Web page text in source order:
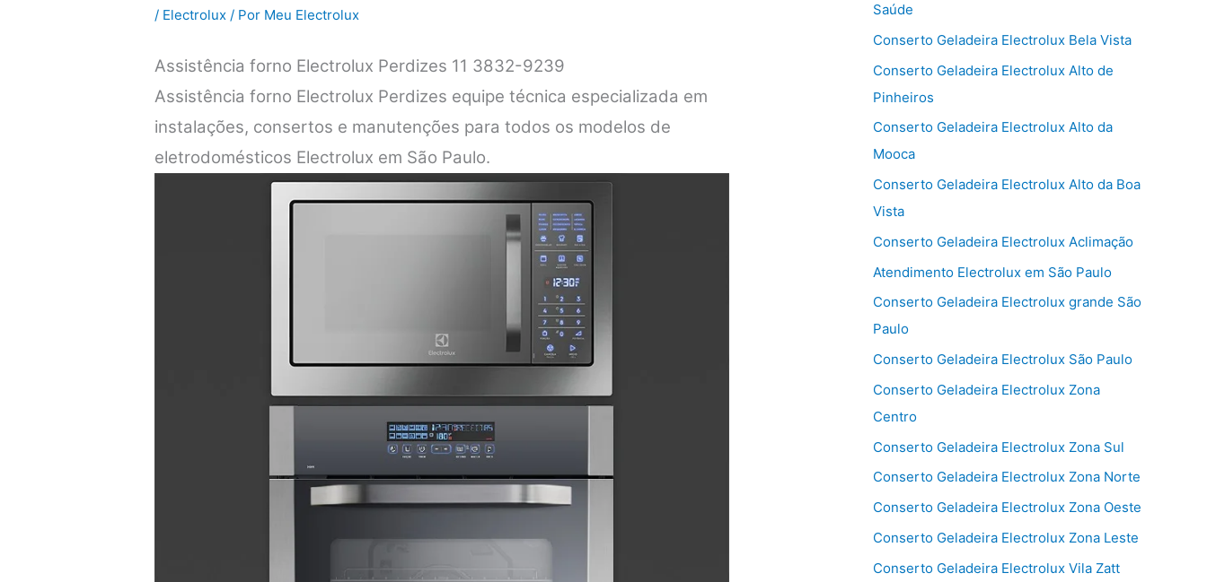
/ Electrolux / Por Meu Electrolux
Assistência forno Electrolux Perdizes 11 3832-9239
Assistência forno Electrolux Perdizes equipe técnica especializada em
instalações, consertos e manutenções para todos os modelos de
eletrodomésticos Electrolux em São Paulo.
Saúde
Conserto Geladeira Electrolux Bela Vista
Conserto Geladeira Electrolux Alto de
Pinheiros
Conserto Geladeira Electrolux Alto da
Mooca
Conserto Geladeira Electrolux Alto da Boa
Vista
Conserto Geladeira Electrolux Aclimação
Atendimento Electrolux em São Paulo
Conserto Geladeira Electrolux grande São
Paulo
Conserto Geladeira Electrolux São Paulo
Conserto Geladeira Electrolux Zona
Centro
Conserto Geladeira Electrolux Zona Sul
Conserto Geladeira Electrolux Zona Norte
Conserto Geladeira Electrolux Zona Oeste
Conserto Geladeira Electrolux Zona Leste
Conserto Geladeira Electrolux Vila Zatt